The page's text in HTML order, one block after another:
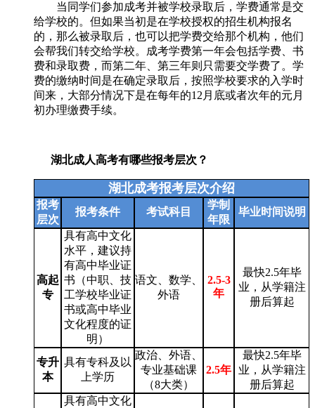
当同学们参加成考并被学校录取后，学费通常是交
给学校的。但如果当初是在学校授权的招生机构报名
的，那么被录取后，也可以把学费交给那个机构，他们
会帮我们转交给学校。成考学费第一年会包括学费、书
费和录取费，而第二年、第三年则只需要交学费了。学
费的缴纳时间是在确定录取后，按照学校要求的入学时
间来，大部分情况下是在每年的12月底或者次年的元月
初办理缴费手续。
湖北成人高考有哪些报考层次？
湖北成考报考层次介绍
报考
层次
报考条件 考试科目
学制
年限
毕业时间说明
高起
专
具有高中文化
水平，建议持
有高中毕业证
书（中职、技
工学校毕业证
书或高中毕业
文化程度的证
明）
语文、数学、
外语
2.5-3
年
最快2.5年毕
业，从学籍注
册后算起
专升
本
具有专科及以
上学历
政治、外语、
专业基础课
（8大类）
2.5年
最快2.5年毕
业，从学籍注
册后算起
具有高中文化